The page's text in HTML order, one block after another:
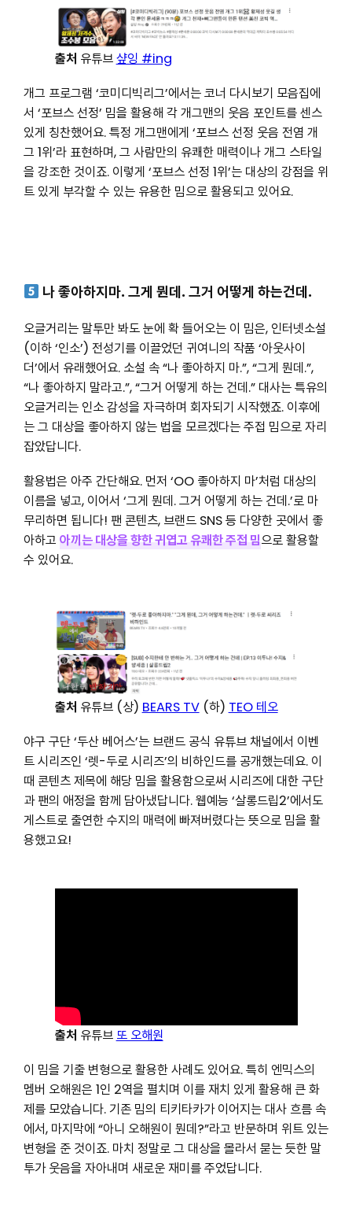
출처 유튜브샾잉 #ing
개그 프로그램 ‘코미디빅리그’에서는 코너 다시보기 모음집에
서 ‘포브스 선정’ 밈을 활용해 각 개그맨의 웃음 포인트를 센스
있게 칭찬했어요. 특정 개그맨에게 ‘포브스 선정 웃음 전염 개
그 1위’라 표현하며, 그 사람만의 유쾌한 매력이나 개그 스타일
을 강조한 것이죠. 이렇게 ‘포브스 선정 1위’는 대상의 강점을 위
트 있게 부각할 수 있는 유용한 밈으로 활용되고 있어요.
나 좋아하지마. 그게 뭔데. 그거 어떻게 하는건데.
오글거리는 말투만 봐도 눈에 확 들어오는 이 밈은, 인터넷소설
(이하 ‘인소’) 전성기를 이끌었던 귀여니의 작품 ‘아웃사이
더’에서 유래했어요. 소설 속 “나 좋아하지 마.”, “그게 뭔데.”,
“나 좋아하지 말라고.”, “그거 어떻게 하는 건데.” 대사는 특유의
오글거리는 인소 감성을 자극하며 회자되기 시작했죠. 이후에
는 그 대상을 좋아하지 않는 법을 모르겠다는 주접 밈으로 자리
잡았답니다.
활용법은 아주 간단해요. 먼저 ‘OO 좋아하지 마’처럼 대상의
이름을 넣고, 이어서 ‘그게 뭔데. 그거 어떻게 하는 건데.’로 마
무리하면 됩니다! 팬 콘텐츠, 브랜드 SNS 등 다양한 곳에서 좋
아하고 아끼는 대상을 향한 귀엽고 유쾌한주접 밈으로 활용할
수 있어요.
출처 유튜브 (상) BEARS TV(하) TEO 테오
야구 구단 ‘두산 베어스’는 브랜드 공식 유튜브 채널에서 이벤
트 시리즈인 ‘렛-두로 시리즈’의 비하인드를 공개했는데요. 이
때 콘텐츠 제목에 해당 밈을 활용함으로써 시리즈에 대한 구단
과 팬의 애정을 함께 담아냈답니다. 웹예능 ‘살롱드립2’에서도
게스트로 출연한 수지의 매력에 빠져버렸다는 뜻으로 밈을 활
용했고요!
출처 유튜브 또 오해원
이 밈을 기출 변형으로 활용한 사례도 있어요. 특히 엔믹스의
멤버 오해원은 1인 2역을 펼치며 이를 재치 있게 활용해 큰 화
제를 모았습니다. 기존 밈의 티키타카가 이어지는 대사 흐름 속
에서, 마지막에 “아니 오해원이 뭔데?”라고 반문하며 위트 있는
변형을 준 것이죠. 마치 정말로 그 대상을 몰라서 묻는 듯한 말
투가 웃음을 자아내며 새로운 재미를 주었답니다.